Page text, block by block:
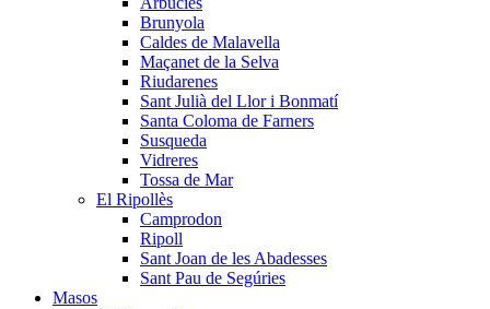
Brunyola
Caldes de Malavella
Maçanet de la Selva
Riudarenes
Sant Julià del Llor i Bonmatí
Santa Coloma de Farners
Susqueda
Vidreres
Tossa de Mar
El Ripollès
Camprodon
Ripoll
Sant Joan de les Abadesses
Sant Pau de Segúries
Masos